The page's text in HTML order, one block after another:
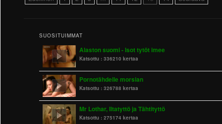
SUOSITUIMMAT
Alaston suomi - Isot tytöt imee
Katsottu : 336210 kertaa
Pornotähdelle morsian
Katsottu : 326788 kertaa
Mr Lothar, Iltatyttö ja Tähtityttö
Katsottu : 275174 kertaa